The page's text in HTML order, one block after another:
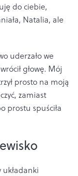
do ciebie,
Natalia, ale
uderzało we
głowę. Mój
prosto na moją
zamiast
prostu spuściła